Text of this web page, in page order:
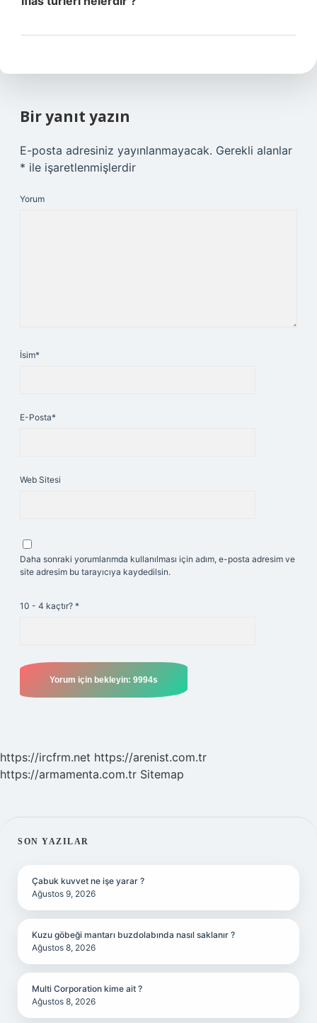
Bir yanıt yazın
E-posta adresiniz yayınlanmayacak. Gerekli alanlar
* ile işaretlenmişlerdir
Yorum
İsim*
E-Posta*
Web Sitesi
Daha sonraki yorumlarımda kullanılması için adım, e-posta adresim ve
site adresim bu tarayıcıya kaydedilsin.
10 - 4 kaçtır? *
https://ircfrm.net https://arenist.com.tr
https://armamenta.com.tr Sitemap
SIDEBAR
SON YAZILAR
Çabuk kuvvet ne işe yarar ?
Ağustos 9, 2026
Kuzu göbeği mantarı buzdolabında nasıl saklanır ?
Ağustos 8, 2026
Multi Corporation kime ait ?
Ağustos 8, 2026